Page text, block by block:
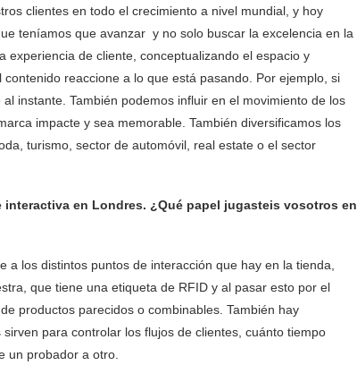
clientes en todo el crecimiento a nivel mundial, y hoy
teníamos que avanzar y no solo buscar la excelencia en la
experiencia de cliente, conceptualizando el espacio y
reaccione a lo que está pasando. Por ejemplo, si
instante. También podemos influir en el movimiento de los
impacte y sea memorable. También diversificamos los
turismo, sector de automóvil, real estate o el sector
en Londres. ¿Qué papel jugasteis vosotros en
los distintos puntos de interacción que hay en la tienda,
que tiene una etiqueta de RFID y al pasar esto por el
productos parecidos o combinables. También hay
para controlar los flujos de clientes, cuánto tiempo
un probador a otro.